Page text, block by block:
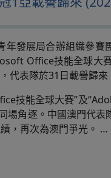
年發展局合辦組織參賽
Office技能全球大
代表隊於31日載譽歸來
技能全球大賽”及
場角逐。中國澳門代表
，再次為澳門爭光。 …